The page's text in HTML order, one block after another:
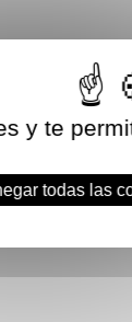
y te
todas las